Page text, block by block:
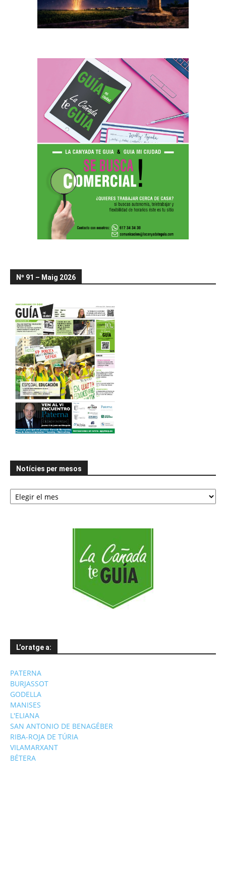
Nº 91 – Maig 2026
Notícies per mesos
Notícies
per
L’oratge a:
PATERNA
BURJASSOT
GODELLA
MANISES
L'ELIANA
SAN ANTONIO DE BENAGÉBER
RIBA-ROJA DE TÚRIA
VILAMARXANT
BÉTERA